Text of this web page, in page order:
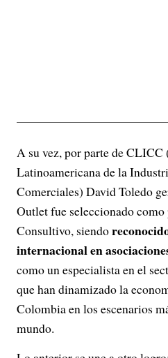
A su vez, por parte de CLICC
Latinoamericana de la
Comerciales) David Toledo
Outlet fue seleccionado
Consultivo, siendo
internacional en
como un especialista en el
que han dinamizado la
Colombia en los escenarios
mundo.